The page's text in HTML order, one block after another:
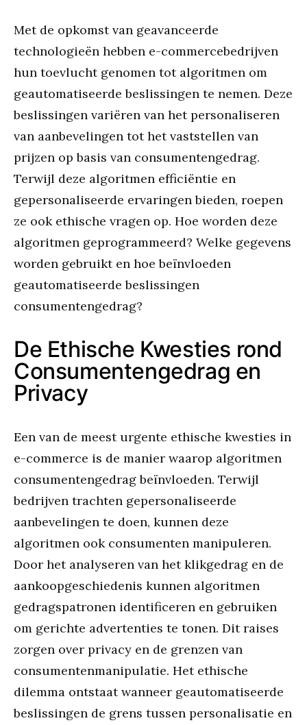
Met de opkomst van geavanceerde
technologieën hebben e-commercebedrijven
hun toevlucht genomen tot algoritmen om
geautomatiseerde beslissingen te nemen. Deze
beslissingen variëren van het personaliseren
van aanbevelingen tot het vaststellen van
prijzen op basis van consumentengedrag.
Terwijl deze algoritmen efficiëntie en
gepersonaliseerde ervaringen bieden, roepen
ze ook ethische vragen op. Hoe worden deze
algoritmen geprogrammeerd? Welke gegevens
worden gebruikt en hoe beïnvloeden
geautomatiseerde beslissingen
consumentengedrag?
De Ethische Kwesties rond
Consumentengedrag en
Privacy
Een van de meest urgente ethische kwesties in
e-commerce is de manier waarop algoritmen
consumentengedrag beïnvloeden. Terwijl
bedrijven trachten gepersonaliseerde
aanbevelingen te doen, kunnen deze
algoritmen ook consumenten manipuleren.
Door het analyseren van het klikgedrag en de
aankoopgeschiedenis kunnen algoritmen
gedragspatronen identificeren en gebruiken
om gerichte advertenties te tonen. Dit raises
zorgen over privacy en de grenzen van
consumentenmanipulatie. Het ethische
dilemma ontstaat wanneer geautomatiseerde
beslissingen de grens tussen personalisatie en